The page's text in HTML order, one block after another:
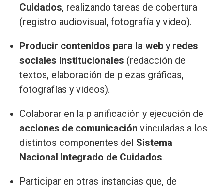
Cuidados, realizando tareas de cobertura
(registro audiovisual, fotografía y video).
Producir contenidos para la web y redes
sociales institucionales (redacción de
textos, elaboración de piezas gráficas,
fotografías y videos).
Colaborar en la planificación y ejecución de
acciones de comunicación vinculadas a los
distintos componentes del Sistema
Nacional Integrado de Cuidados.
Participar en otras instancias que, de